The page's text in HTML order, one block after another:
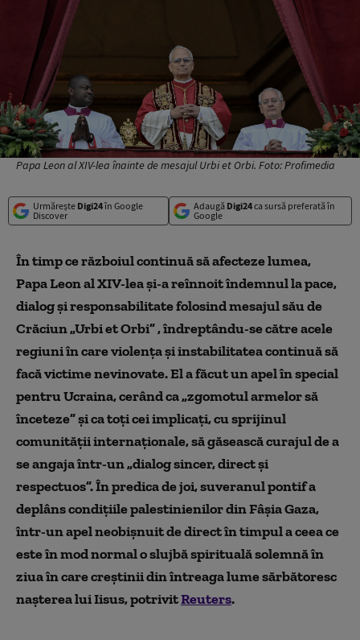
Papa Leon al XIV-lea înainte de mesajul Urbi et Orbi. Foto: Profimedia
Urmărește Digi24în Google
Discover
Adaugă Digi24ca sursă preferată în
Google
În timp ce războiul continuă să afecteze lumea,
Papa Leon al XIV-lea și-a reînnoit îndemnul la pace,
dialog și responsabilitate folosind mesajul său de
Crăciun „Urbi et Orbi” , îndreptându-se către acele
regiuni în care violența și instabilitatea continuă să
facă victime nevinovate. El a făcut un apel în special
pentru Ucraina, cerând ca „zgomotul armelor să
înceteze” și ca toți cei implicați, cu sprijinul
comunității internaționale, să găsească curajul de a
se angaja într-un „dialog sincer, direct și
respectuos”. În predica de joi, suveranul pontifa
deplâns condițiile palestinienilor dinFâșiaGaza,
într-un apel neobișnuit de direct în timpul a ceea ce
este în mod normal o slujbă spirituală solemnă în
ziua în care creștinii din întreaga lume sărbătoresc
nașterea lui Iisus, potrivitReuters.